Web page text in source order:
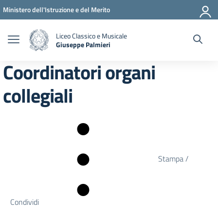
Vai ai contenuti
Vai al menu di navigazione
Vai al footer
Ministero dell'Istruzione e del Merito
Liceo Classico e Musicale
Giuseppe Palmieri
Coordinatori organi
collegiali
Stampa /
Condividi